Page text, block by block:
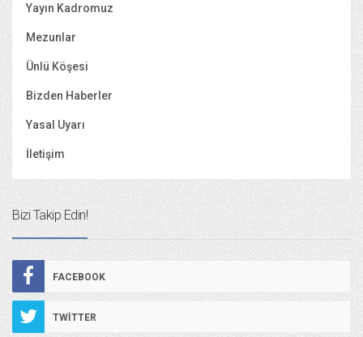
Yayın Kadromuz
Mezunlar
Ünlü Köşesi
Bizden Haberler
Yasal Uyarı
İletişim
Bizi Takip Edin!
FACEBOOK
TWITTER